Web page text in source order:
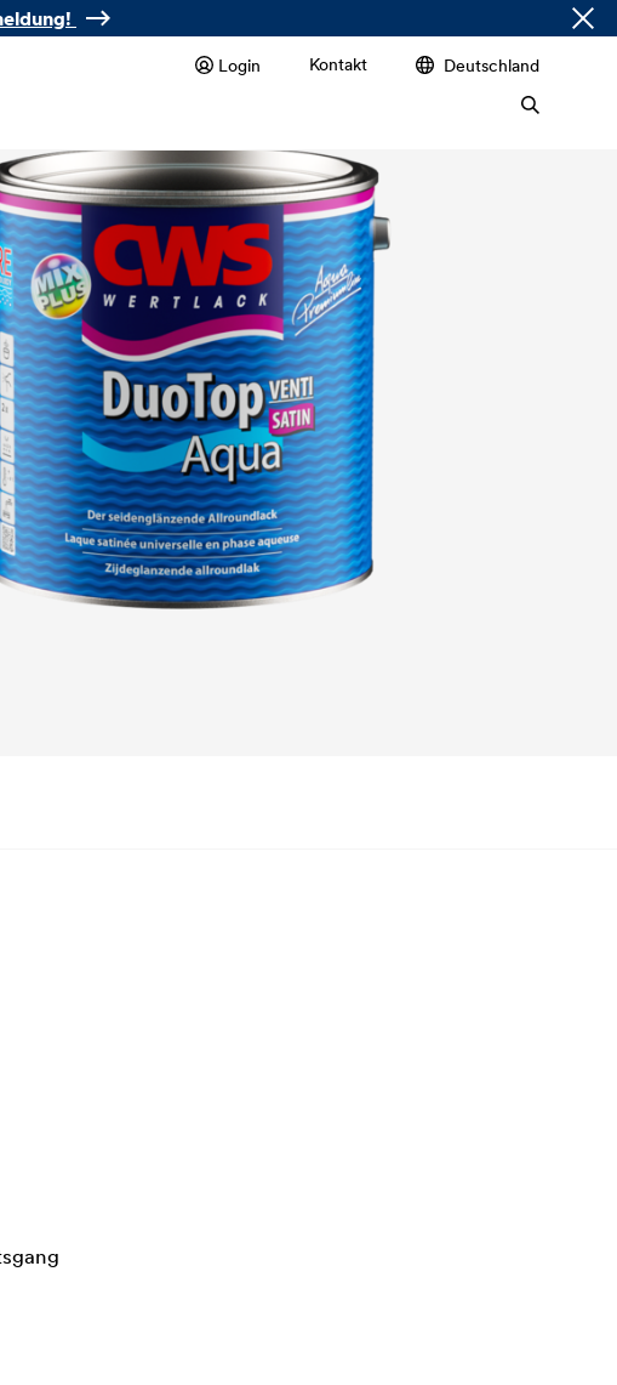
Login Kontakt Deutschland